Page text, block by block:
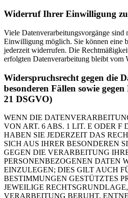
Widerruf Ihrer Einwilligung
Viele Datenverarbeitungsvorgänge sind
Einwilligung möglich. Sie können eine
jederzeit widerrufen. Die
erfolgten Datenverarbeitung bleibt vom
Widerspruchsrecht gegen die
besonderen Fällen sowie
21 DSGVO)
WENN DIE
VON ART. 6 ABS. 1 LIT. E ODER F
HABEN SIE JEDERZEIT DAS
SICH AUS IHRER BESONDEREN
GEGEN DIE VERARBEITUNG
PERSONENBEZOGENEN DATEN
EINZULEGEN; DIES GILT AUCH
BESTIMMUNGEN GESTÜTZTES
JEWEILIGE
VERARBEITUNG BERUHT,